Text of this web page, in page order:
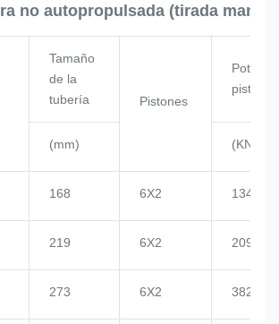
no autopropulsada (tirada
Tamaño
de la
tubería
Pistones
pistón
(mm) (KN)
168 6X2 134
219 6X2 209
273 6X2 382